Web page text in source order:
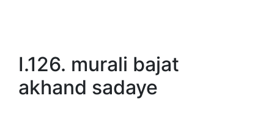
I.126. murali bajat
akhand sadaye